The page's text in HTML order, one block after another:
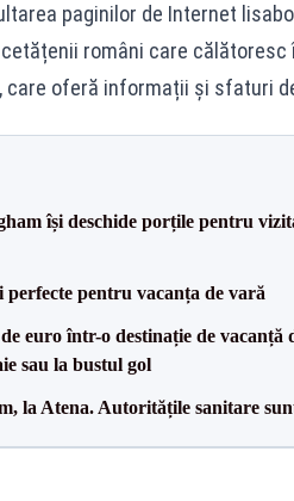
paginilor de Internet
români care
care oferă informații și sfaturi
își deschide porțile pentru
perfecte pentru vacanța de vară
euro într-o destinație de
sau la bustul gol
la Atena. Autoritățile sanitare